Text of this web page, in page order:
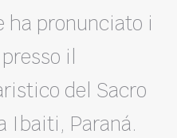
ha pronunciato i
il
del Sacro
Ibaiti, Paraná.